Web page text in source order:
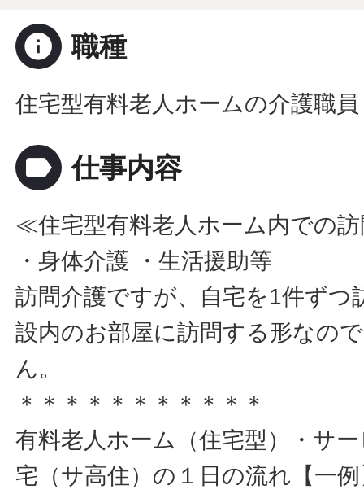
info 職種
住宅型有料老人ホームの介護職員
label 仕事内容
≪住宅型有料老人ホーム内での
・身体介護 ・生活援助等
訪問介護ですが、自宅を1件ずつ
設内のお部屋に訪問する形なの
ん。
＊＊＊＊＊＊＊＊＊＊＊
有料老人ホーム（住宅型）・サ
宅（サ高住）の１日の流れ【一